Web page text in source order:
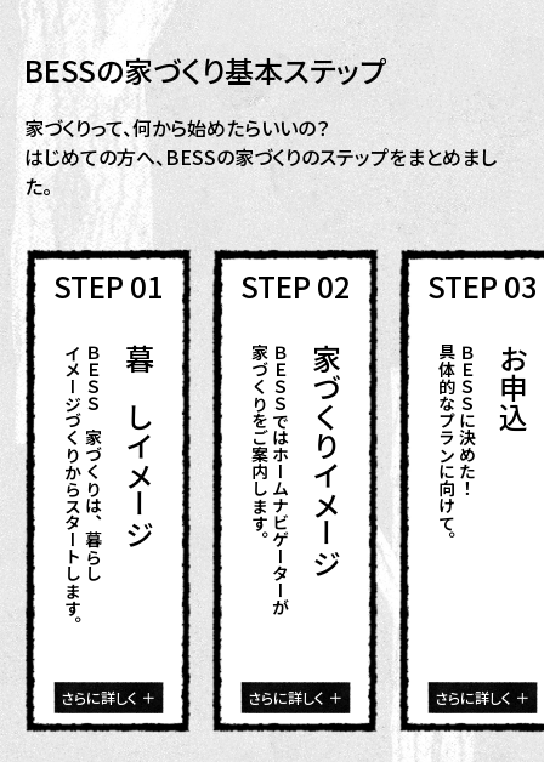
BESSの家づくり基本ステップ
家づくりって、何から始めたらいいの？
はじめての方へ、BESSの家づくりのステップをまとめまし
た。
STEP 01
暮らしイメージ
ＢＥＳＳの家づくりは、暮らしの
イメージづくりからスタートします。
さらに詳しく ＋
STEP 02
家づくりイメージ
ＢＥＳＳではホームナビゲーターが
家づくりをご案内します。
さらに詳しく ＋
STEP 03
お申込
ＢＥＳＳに決めた！
具体的なプランに向けて。
さらに詳しく ＋